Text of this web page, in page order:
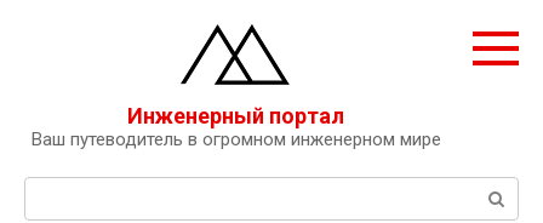
Инженерный портал
Ваш путеводитель в огромном инженерном мире
Поиск: